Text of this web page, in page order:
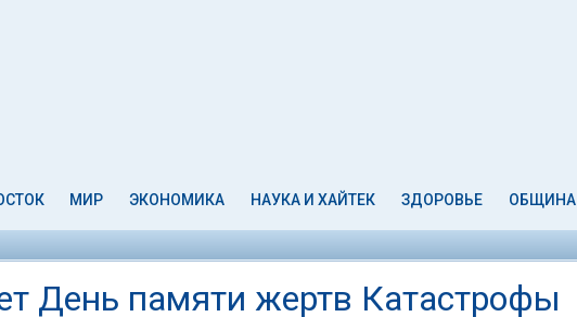
МИР ЭКОНОМИКА НАУКА И ХАЙТЕК ЗДОРОВЬЕ ОБЩИНА
День памяти жертв Катастрофы